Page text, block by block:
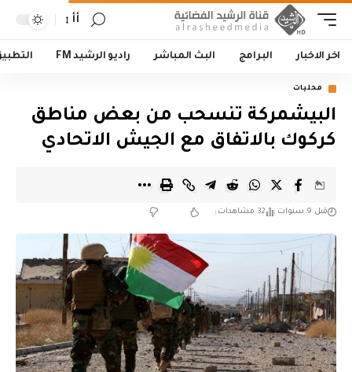
أأ
اخر الاخبار البرامج البث المباشر راديو الرشيد FM
محليات
البيشمركة تنسحب من بعض مناطق
كركوك بالاتفاق مع الجيش الاتحادي
قبل 9 سنوات 32 مشاهدات